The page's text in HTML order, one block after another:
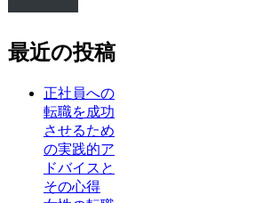
最近の投稿
正社員への
転職を成功
させるため
の実践的ア
ドバイスと
その心得